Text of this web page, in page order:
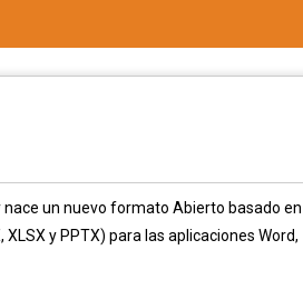
un nuevo formato Abierto basado en
y PPTX) para las aplicaciones Word,